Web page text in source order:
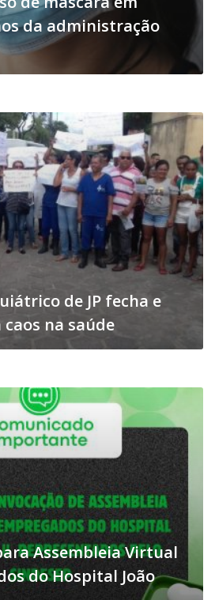
da administração
de JP fecha e
na saúde
Assembleia Virtual
do Hospital João